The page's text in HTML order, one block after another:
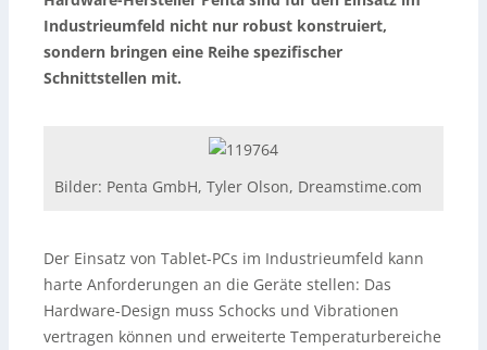
Industrieumfeld nicht nur robust konstruiert,
sondern bringen eine Reihe spezifischer
Schnittstellen mit.
Bilder: Penta GmbH, Tyler Olson, Dreamstime.com
Der Einsatz von Tablet-PCs im Industrieumfeld kann
harte Anforderungen an die Geräte stellen: Das
Hardware-Design muss Schocks und Vibrationen
vertragen können und erweiterte Temperaturbereiche